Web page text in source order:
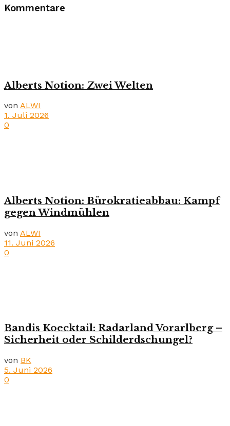
Kommentare
Alberts Notion: Zwei Welten
von ALWI
1. Juli 2026
0
Alberts Notion: Bürokratieabbau: Kampf
gegen Windmühlen
von ALWI
11. Juni 2026
0
Bandis Koecktail: Radarland Vorarlberg –
Sicherheit oder Schilderdschungel?
von BK
5. Juni 2026
0